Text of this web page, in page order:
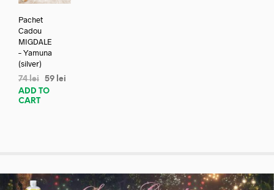
Pachet
Cadou
MIGDALE
– Yamuna
(silver)
74lei 59 lei
ADD TO
CART